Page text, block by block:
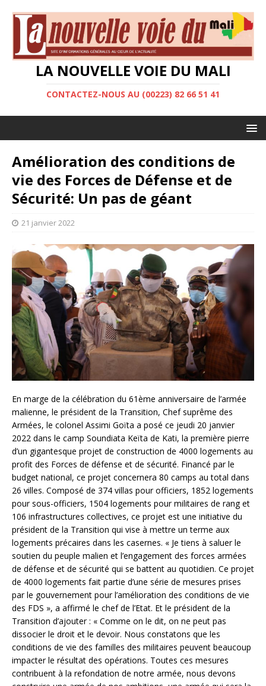
LA NOUVELLE VOIE DU MALI
CONTACTEZ-NOUS AU (00223) 82 66 51 41
Amélioration des conditions de
vie des Forces de Défense et de
Sécurité: Un pas de géant
21 janvier 2022
En marge de la célébration du 61ème anniversaire de l’armée
malienne, le président de la Transition, Chef suprême des
Armées, le colonel Assimi Goïta a posé ce jeudi 20 janvier
2022 dans le camp Soundiata Keïta de Kati, la première pierre
d’un gigantesque projet de construction de 4000 logements au
profit des Forces de défense et de sécurité. Financé par le
budget national, ce projet concernera 80 camps au total dans
26 villes. Composé de 374 villas pour officiers, 1852 logements
pour sous-officiers, 1504 logements pour militaires de rang et
106 infrastructures collectives, ce projet est une initiative du
président de la Transition qui vise à mettre un terme aux
logements précaires dans les casernes. « Je tiens à saluer le
soutien du peuple malien et l’engagement des forces armées
de défense et de sécurité qui se battent au quotidien. Ce projet
de 4000 logements fait partie d’une série de mesures prises
par le gouvernement pour l’amélioration des conditions de vie
des FDS », a affirmé le chef de l’Etat. Et le président de la
Transition d’ajouter : « Comme on le dit, on ne peut pas
dissocier le droit et le devoir. Nous constatons que les
conditions de vie des familles des militaires peuvent beaucoup
impacter le résultat des opérations. Toutes ces mesures
contribuent à la refondation de notre armée, nous devons